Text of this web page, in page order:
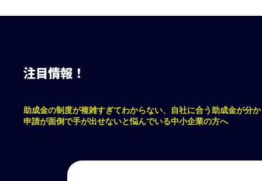
注目情報！
助成金の制度が複雑すぎてわからない、自社に合う助成金が分
申請が面倒で手が出せないと悩んでいる中小企業の方へ